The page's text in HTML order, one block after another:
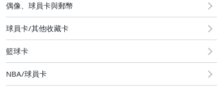
偶像、球員卡與郵幣
球員卡/其他收藏卡
籃球卡
NBA/球員卡